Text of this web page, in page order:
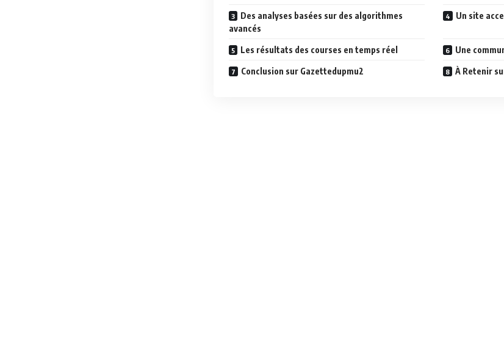
Des analyses basées sur des algorithmes
avancés
Un site
Les résultats des courses en temps réel Une
Conclusion sur Gazettedupmu2 À Retenir